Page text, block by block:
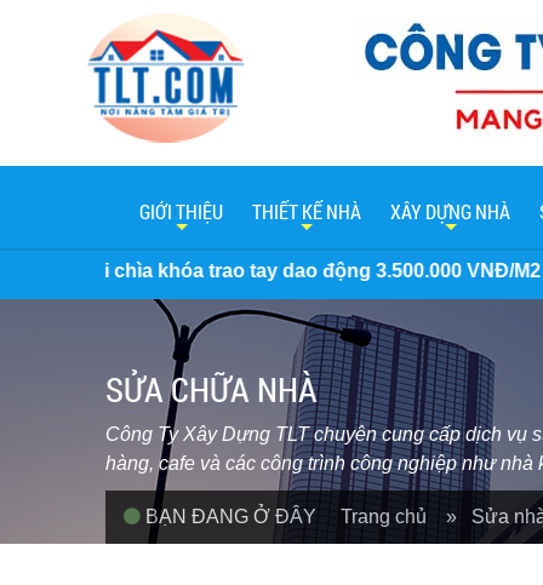
GIỚI THIỆU THIẾT KẾ NHÀ XÂY DỰNG NHÀ
tay dao động 3.500.000 VNĐ/M2 đến 7 Triệu/M2.
SỬA CHỮA NHÀ
Công Ty Xây Dựng TLT chuyên cung cấp dịch vụ
hàng, cafe và các công trình công nghiệp như
BẠN ĐANG Ở ĐÂY Trang chủ » Sửa nhà